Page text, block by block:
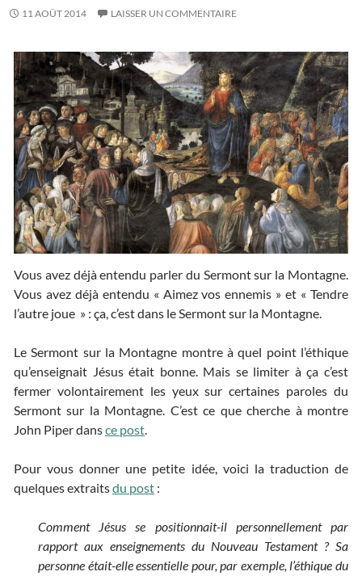
11 AOÛT 2014 LAISSER UN COMMENTAIRE
Vous avez déjà entendu parler du Sermont sur la Montagne.
Vous avez déjà entendu « Aimez vos ennemis » et « Tendre
l’autre joue » : ça, c’est dans le Sermont sur la Montagne.
Le Sermont sur la Montagne montre à quel point l’éthique
qu’enseignait Jésus était bonne. Mais se limiter à ça c’est
fermer volontairement les yeux sur certaines paroles du
Sermont sur la Montagne. C’est ce que cherche à montre
John Piper dansce post.
Pour vous donner une petite idée, voici la traduction de
quelques extraitsdu post :
Comment Jésus se positionnait-il personnellement par
rapport aux enseignements du Nouveau Testament ? Sa
personne était-elle essentielle pour, par exemple, l’éthique du